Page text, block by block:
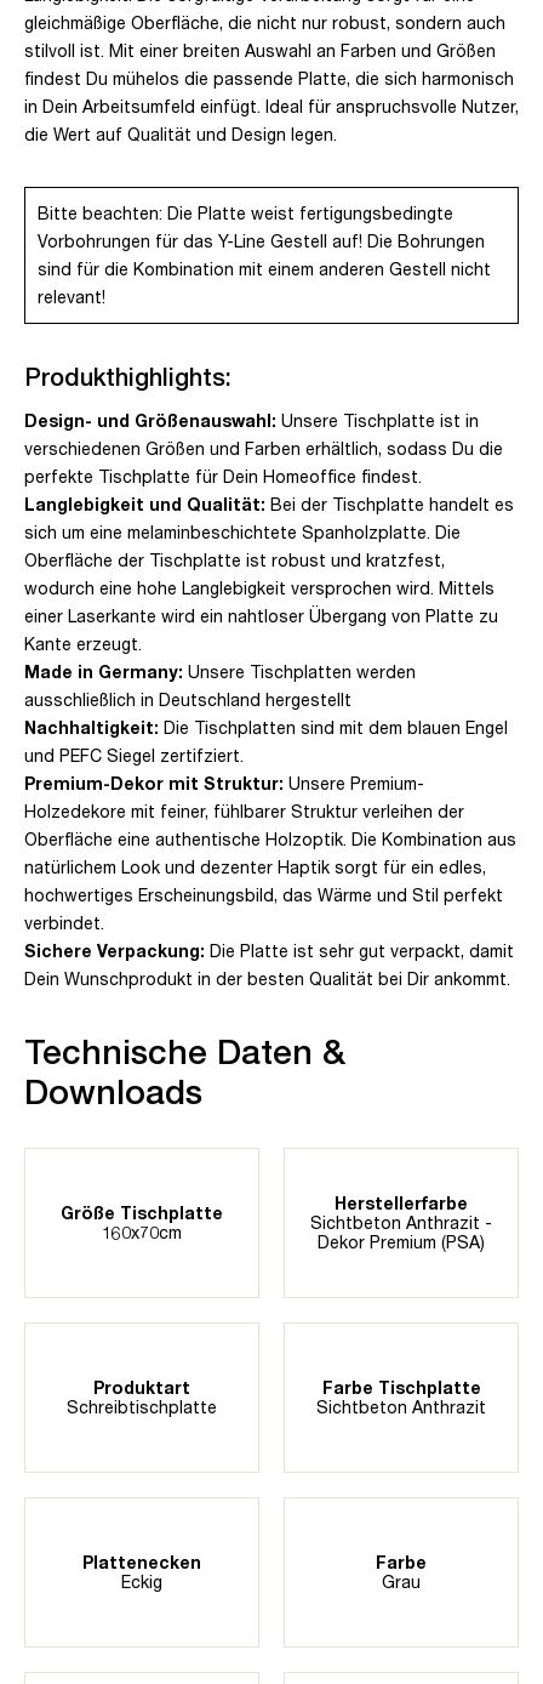
gleichmäßige Oberfläche, die nicht nur robust, sondern auch
stilvoll ist. Mit einer breiten Auswahl an Farben und Größen
findest Du mühelos die passende Platte, die sich harmonisch
in Dein Arbeitsumfeld einfügt. Ideal für anspruchsvolle Nutzer,
die Wert auf Qualität und Design legen.
Bitte beachten: Die Platte weist fertigungsbedingte
Vorbohrungen für das Y-Line Gestell auf! Die Bohrungen
sind für die Kombination mit einem anderen Gestell nicht
relevant!
Produkthighlights:
Design- und Größenauswahl: Unsere Tischplatte ist in
verschiedenen Größen und Farben erhältlich, sodass Du die
perfekte Tischplatte für Dein Homeoffice findest.
Langlebigkeit und Qualität: Bei der Tischplatte handelt es
sich um eine melaminbeschichtete Spanholzplatte. Die
Oberfläche der Tischplatte ist robust und kratzfest,
wodurch eine hohe Langlebigkeit versprochen wird. Mittels
einer Laserkante wird ein nahtloser Übergang von Platte zu
Kante erzeugt.
Made in Germany: Unsere Tischplatten werden
ausschließlich in Deutschland hergestellt
Nachhaltigkeit: Die Tischplatten sind mit dem blauen Engel
und PEFC Siegel zertifziert.
Premium-Dekor mit Struktur: Unsere Premium-
Holzedekore mit feiner, fühlbarer Struktur verleihen der
Oberfläche eine authentische Holzoptik. Die Kombination aus
natürlichem Look und dezenter Haptik sorgt für ein edles,
hochwertiges Erscheinungsbild, das Wärme und Stil perfekt
verbindet.
Sichere Verpackung: Die Platte ist sehr gut verpackt, damit
Dein Wunschprodukt in der besten Qualität bei Dir ankommt.
Technische Daten &
Downloads
Größe Tischplatte
160x70cm
Herstellerfarbe
Sichtbeton Anthrazit -
Dekor Premium (PSA)
Produktart
Schreibtischplatte
Farbe Tischplatte
Sichtbeton Anthrazit
Plattenecken
Eckig
Farbe
Grau